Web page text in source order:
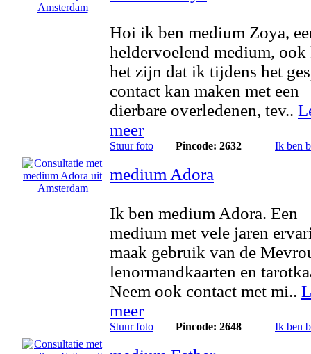
Hoi ik ben medium Zoya,
heldervoelend medium, ook
het zijn dat ik tijdens het
contact kan maken met een
dierbare overledenen, tev..
meer
Stuur foto Pincode: 2632 Ik ben
medium Adora
Ik ben medium Adora. Een
medium met vele jaren
maak gebruik van de
lenormandkaarten en
Neem ook contact met mi..
meer
Stuur foto Pincode: 2648 Ik ben